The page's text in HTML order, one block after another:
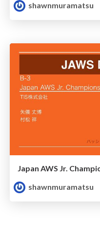
shawnmuramatsu
Japan AWS Jr.
shawnmuramatsu